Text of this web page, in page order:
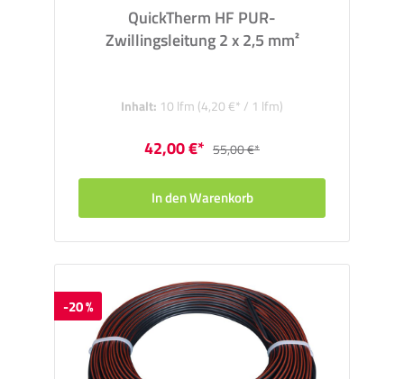
QuickTherm HF PUR-
Zwillingsleitung 2 x 2,5 mm²
Inhalt: 10 lfm (4,20 €* / 1 lfm)
42,00 €* 55,00 €*
In den Warenkorb
-20 %